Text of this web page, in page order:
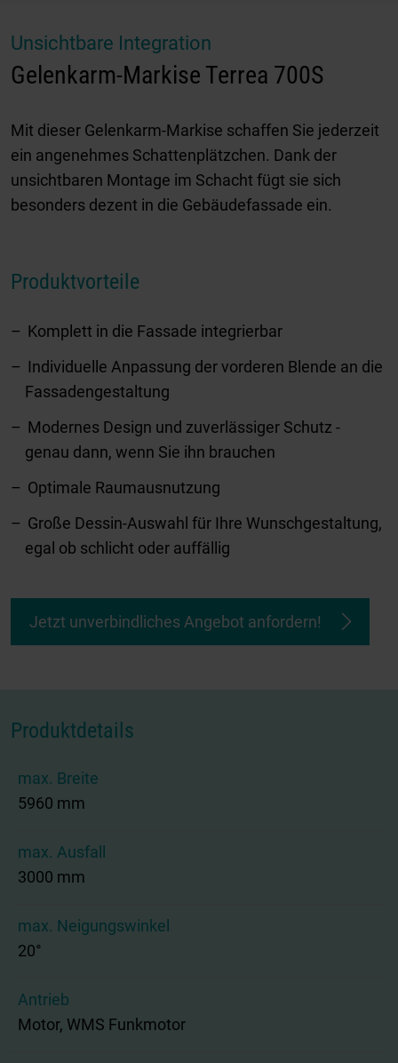
Unsichtbare Integration
Gelenkarm-Markise Terrea 700S
Mit dieser Gelenkarm-Markise schaffen Sie jederzeit
ein angenehmes Schattenplätzchen. Dank der
unsichtbaren Montage im Schacht fügt sie sich
besonders dezent in die Gebäudefassade ein.
Produktvorteile
Komplett in die Fassade integrierbar
Individuelle Anpassung der vorderen Blende an die
Fassadengestaltung
Modernes Design und zuverlässiger Schutz -
genau dann, wenn Sie ihn brauchen
Optimale Raumausnutzung
Große Dessin-Auswahl für Ihre Wunschgestaltung,
egal ob schlicht oder auffällig
Jetzt unverbindliches Angebot anfordern!
Produktdetails
max. Breite
5960 mm
max. Ausfall
3000 mm
max. Neigungswinkel
20°
Antrieb
Motor, WMS Funkmotor